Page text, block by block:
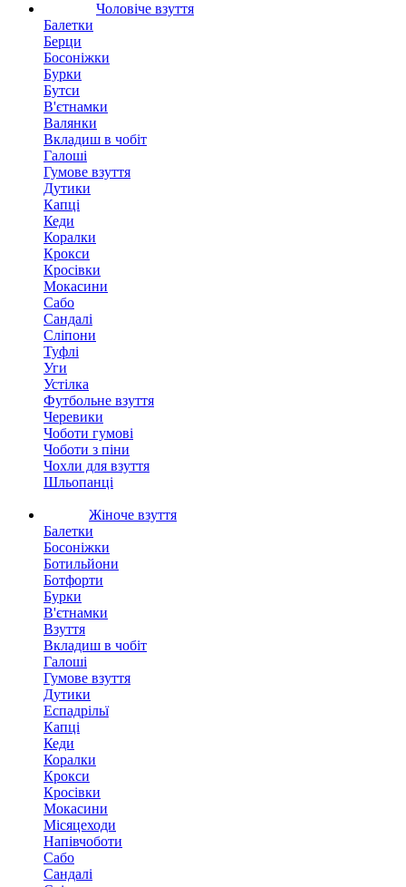
Чоловіче взуття
Балетки
Берци
Босоніжки
Бурки
Бутси
В'єтнамки
Валянки
Вкладиш в чобіт
Галоші
Гумове взуття
Дутики
Капці
Кеди
Коралки
Крокси
Кросівки
Мокасини
Сабо
Сандалі
Сліпони
Туфлі
Уги
Устілка
Футбольне взуття
Черевики
Чоботи гумові
Чоботи з піни
Чохли для взуття
Шльопанці
Жіноче взуття
Балетки
Босоніжки
Ботильйони
Ботфорти
Бурки
В'єтнамки
Взуття
Вкладиш в чобіт
Галоші
Гумове взуття
Дутики
Еспадрільї
Капці
Кеди
Коралки
Крокси
Кросівки
Мокасини
Місяцеходи
Напівчоботи
Сабо
Сандалі